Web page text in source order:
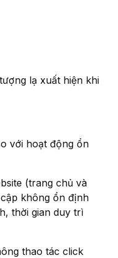
lạ xuất hiện khi
với hoạt động ổn
(trang chủ và
không ổn định
thời gian duy trì
thao tác click